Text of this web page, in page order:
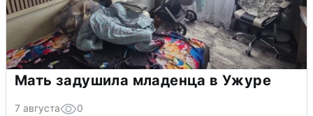
Мать задушила младенца в Ужуре
7 августа 0